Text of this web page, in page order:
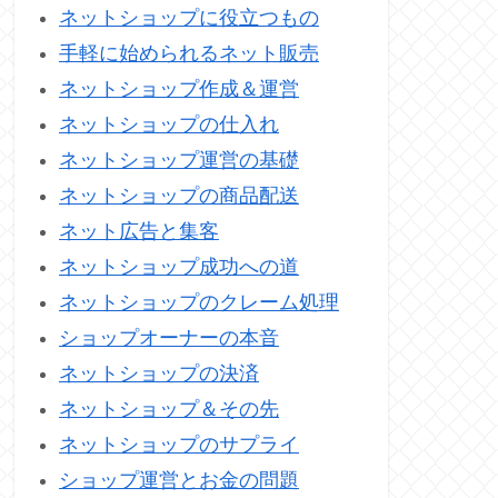
ネットショップに役立つもの
手軽に始められるネット販売
ネットショップ作成＆運営
ネットショップの仕入れ
ネットショップ運営の基礎
ネットショップの商品配送
ネット広告と集客
ネットショップ成功への道
ネットショップのクレーム処理
ショップオーナーの本音
ネットショップの決済
ネットショップ＆その先
ネットショップのサプライ
ショップ運営とお金の問題